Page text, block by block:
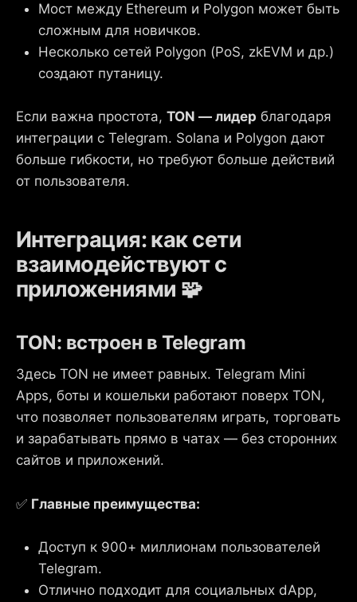
Мост между Ethereum и Polygon может быть
сложным для новичков.
Несколько сетей Polygon (PoS, zkEVM и др.)
создают путаницу.
Если важна простота, TON — лидер благодаря
интеграции с Telegram. Solana и Polygon дают
больше гибкости, но требуют больше действий
от пользователя.
Интеграция: как сети
взаимодействуют с
приложениями 🧩
TON: встроен в Telegram
Здесь TON не имеет равных. Telegram Mini
Apps, боты и кошельки работают поверх TON,
что позволяет пользователям играть, торговать
и зарабатывать прямо в чатах — без сторонних
сайтов и приложений.
✅ Главные преимущества:
Доступ к 900+ миллионам пользователей
Telegram.
Отлично подходит для социальных dApp,